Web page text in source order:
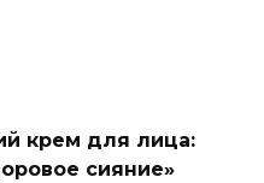
крем для лица:
сияние»